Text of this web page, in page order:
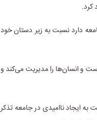
کرد.
دارد نسبت به زیر دستان خود
و انسان‌ها را مدیریت می‌کند و
ایجاد ناامیدی در جامعه تذکر